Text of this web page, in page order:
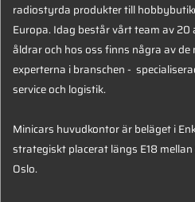
radiostyrda produkter till
Europa. Idag består vårt team av 20
åldrar och hos oss finns några av de
experterna i branschen -
service och logistik.
Minicars huvudkontor är beläget i
strategiskt placerat längs E18
Oslo.